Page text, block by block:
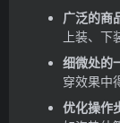
广泛的商
上装、下
细微处的
穿效果中
优化操作